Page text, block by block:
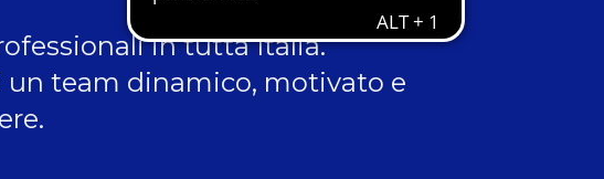
in tutta Italia.
un team dinamico, motivato e